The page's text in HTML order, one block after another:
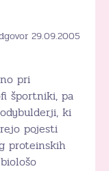
29.09.2005
pri
športniki, pa
ki
pojesti
proteinskih